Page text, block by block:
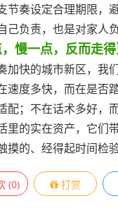
节奏设定合理期限，
己负责，也是对家人负
，慢一点，反而走得
加快的城市新区，我
速度多快，而在是否
配；不在话术多好，
里的实在资产，它们
摸的、经得起时间检验
(0) 打赏